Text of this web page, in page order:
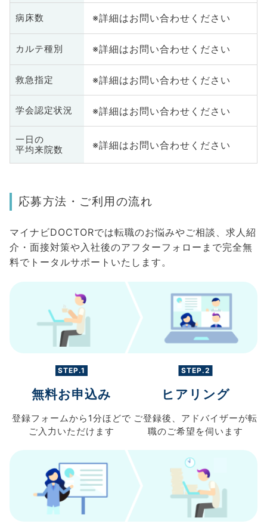
病床数 ※詳細はお問い合わせください
カルテ種別 ※詳細はお問い合わせください
救急指定 ※詳細はお問い合わせください
学会認定状況 ※詳細はお問い合わせください
一日の
平均来院数
※詳細はお問い合わせください
応募方法・ご利用の流れ
マイナビDOCTORでは転職のお悩みやご相談、求人紹
介・面接対策や入社後のアフターフォローまで完全無
料でトータルサポートいたします。
STEP.1
無料お申込み
登録フォームから 1分ほどで
ご入力 いただけます
STEP.2
ヒアリング
ご登録後、 アドバイザーが転
職のご希望を伺います